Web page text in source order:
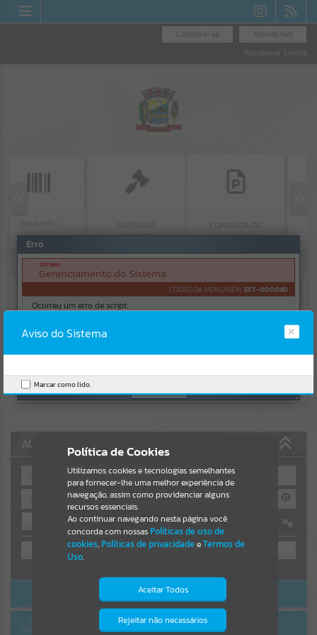
Atende.Net
Cadastre-se
Recuperar Senha
LICITAÇÕES
CONSULTA DE
PROTOCOLO
Resultados para
Portais
Por favor, aguarde...
NOTÍCIAS
Por favor, aguarde...
SUBPORTAIS
Por favor, aguarde...
Por favor, aguarde...
AUTOATENDIMENTO
OU
ACESSAR SEM LOGIN
NOTA FISCAL ELETRÔNICA
Política de Cookies
Utilizamos cookies e tecnologias semelhantes
para fornecer-lhe uma melhor experiência de
navegação, assim como providenciar alguns
recursos essenciais.
Ao continuar navegando nesta página você
concorda com nossas Políticas de uso de
cookies, Políticas de privacidadeeTermos de
Uso.
Aceitar Todos
Rejeitar não necessários
Isto significa que diversos recursos
Aviso do Sistema
Marcar como lido.
Erro
SISTEMA
Gerenciamento do Sistema
CÓDIGO DA MENSAGEM: EST-000040
Ocorreu um erro de script:
https://paraiso.atende.net/cidadao/pagina/static/bundle/wpo_index
_2_base_l2_portal_editores_sync_3ba9655521e5dc3057147727b70d
6ac3.js?v=e79a7b9c:47
OK